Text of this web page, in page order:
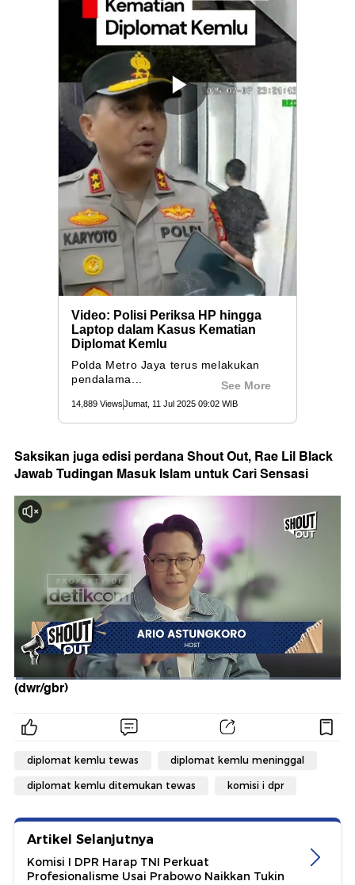
Saksikan juga edisi perdana Shout Out, Rae Lil Black
Jawab Tudingan Masuk Islam untuk Cari Sensasi
(dwr/gbr)
diplomat kemlu tewas diplomat kemlu meninggal
diplomat kemlu ditemukan tewas komisi i dpr
Artikel Selanjutnya
Komisi I DPR Harap TNI Perkuat
Profesionalisme Usai Prabowo Naikkan Tukin